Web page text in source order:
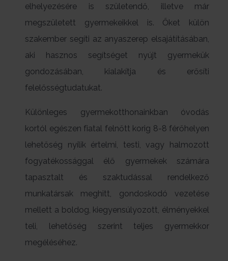
elhelyezésére is születendő, illetve már
megszületett gyermekeikkel is. Őket külön
szakember segíti az anyaszerep elsajátításában,
aki hasznos segítséget nyújt gyermekük
gondozásában, kialakítja és erősíti
felelősségtudatukat.
Különleges gyermekotthonainkban óvodás
kortól egészen fiatal felnőtt korig 8-8 férőhelyen
lehetőség nyílik értelmi, testi, vagy halmozott
fogyatékossággal élő gyermekek számára
tapasztalt és szaktudással rendelkező
munkatársak meghitt, gondoskodó vezetése
mellett a boldog, kiegyensúlyozott, élményekkel
teli, lehetőség szerint teljes gyermekkor
megéléséhez.